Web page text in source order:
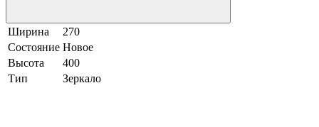
Ширина
270
Состояние Новое
Высота
400
Тип
Зеркало